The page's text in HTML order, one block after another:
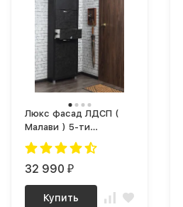
Люкс фасад ЛДСП (
Малави ) 5-ти
секционный Плюс
32 990 ₽
Купить